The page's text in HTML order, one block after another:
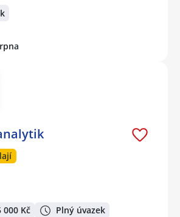
000 Kč Plný úvazek